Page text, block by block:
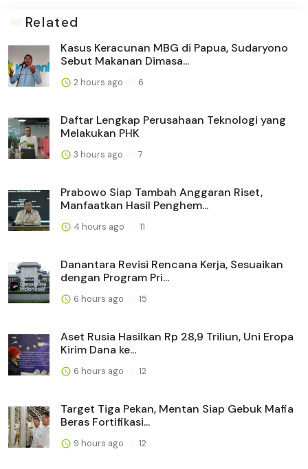
Related
Kasus Keracunan MBG di Papua, Sudaryono
Sebut Makanan Dimasa...
2 hours ago 6
Daftar Lengkap Perusahaan Teknologi yang
Melakukan PHK
3 hours ago 7
Prabowo Siap Tambah Anggaran Riset,
Manfaatkan Hasil Penghem...
4 hours ago 11
Danantara Revisi Rencana Kerja, Sesuaikan
dengan Program Pri...
6 hours ago 15
Aset Rusia Hasilkan Rp 28,9 Triliun, Uni Eropa
Kirim Dana ke...
6 hours ago 12
Target Tiga Pekan, Mentan Siap Gebuk Mafia
Beras Fortifikasi...
9 hours ago 12